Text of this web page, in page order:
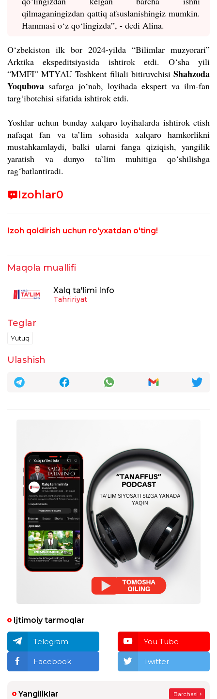
qilmaganingizdan qattiq afsuslanishingiz mumkin.
Hammasi o‘z qo‘lingizda”, - dedi Alina.
O‘zbekiston ilk bor 2024-yilda “Bilimlar muzyorari”
Arktika ekspeditsiyasida ishtirok etdi. O‘sha yili
“MMFI” MTYAU Toshkent filiali bitiruvchisi Shahzoda
Yoqubova safarga jo‘nab, loyihada ekspert va ilm-fan
targ‘ibotchisi sifatida ishtirok etdi.
Yoshlar uchun bunday xalqaro loyihalarda ishtirok etish
nafaqat fan va ta’lim sohasida xalqaro hamkorlikni
mustahkamlaydi, balki ularni fanga qiziqish, yangilik
yaratish va dunyo ta’lim muhitiga qo‘shilishga
rag‘batlantiradi.
Izohlar0
Izoh qoldirish uchun ro'yxatdan o'ting!
Maqola muallifi
Xalq ta'limi Info
Tahririyat
Teglar
Yutuq
Ulashish
Ijtimoiy tarmoqlar
Telegram You Tube
Facebook Twitter
Yangiliklar Barchasi